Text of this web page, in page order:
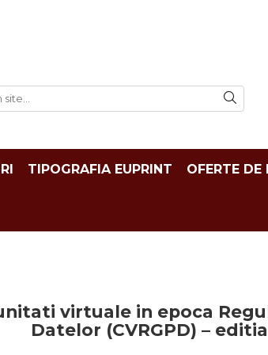
TIPOGRAFIA EUPRINT OFERTE DE
virtuale in epoca
Datelor (CVRGPD) –